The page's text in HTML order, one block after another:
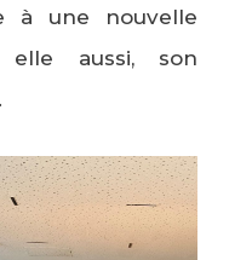
une nouvelle
elle aussi, son